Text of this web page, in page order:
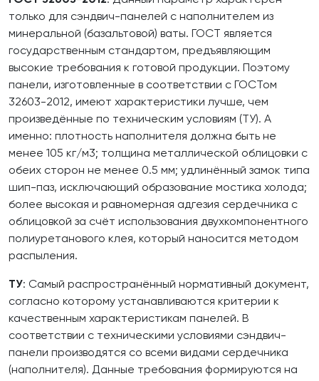
только для сэндвич-панелей с наполнителем из
минеральной (базальтовой) ваты. ГОСТ является
государственным стандартом, предъявляющим
высокие требования к готовой продукции. Поэтому
панели, изготовленные в соответствии с ГОСТом
32603-2012, имеют характеристики лучше, чем
произведённые по техническим условиям (ТУ). А
именно: плотность наполнителя должна быть не
менее 105 кг/м3; толщина металлической облицовки с
обеих сторон не менее 0.5 мм; удлинённый замок типа
шип-паз, исключающий образование мостика холода;
более высокая и равномерная адгезия сердечника с
облицовкой за счёт использования двухкомпонентного
полиуретанового клея, который наносится методом
распыления.
ТУ: Самый распространённый нормативный документ,
согласно которому устанавливаются критерии к
качественным характеристикам панелей. В
соответствии с техническими условиями сэндвич-
панели производятся со всеми видами сердечника
(наполнителя). Данные требования формируются на